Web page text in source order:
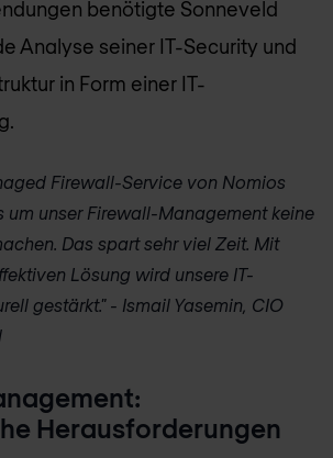
benötigte Sonneveld
Analyse seiner IT-Security und
in Form einer IT-
Firewall-Service von Nomios
um unser Firewall-Management keine
Das spart sehr viel Zeit. Mit
Lösung wird unsere IT-
gestärkt." - Ismail Yasemin, CIO
Herausforderungen